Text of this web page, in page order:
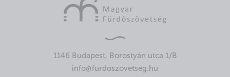
1146 Budapest, Borostyán utca 1/B
info@furdoszovetseg.hu